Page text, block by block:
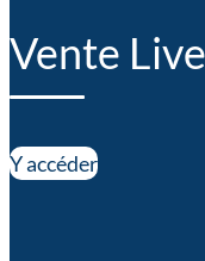
Vente Live
Y accéder